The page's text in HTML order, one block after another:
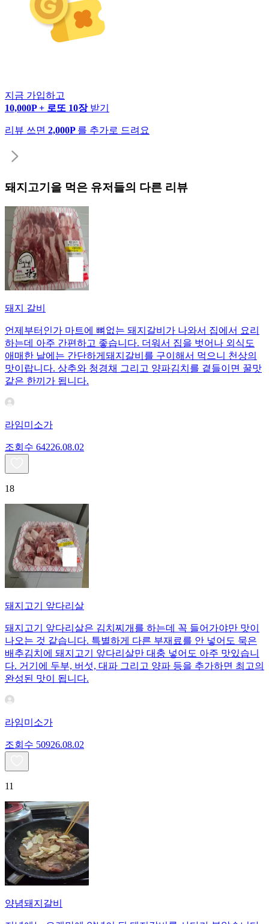
지금 가입하고
10,000P + 로또 10장 받기
리뷰 쓰면 2,000P 를 추가로 드려요
돼지고기 을 먹은 유저들의 다른 리뷰
돼지 갈비
언제부터인가 마트에 뼈없는 돼지갈비가 나와서 집에서 요리
하는데 아주 간편하고 좋습니다. 더워서 집을 벗어나 외식도
애매한 날에는 간단하게돼지갈비를 구이해서 먹으니 천상의
맛이랍니다. 상추와 청경채 그리고 양파김치를 곁들이면 꿀맛
같은 한끼가 됩니다.
라임미소가
조회수 64226.08.02
18
돼지고기 앞다리살
돼지고기 앞다리살은 김치찌개를 하는데 꼭 들어가야만 맛이
나오는 것 같습니다. 특별하게 다른 부재료를 안 넣어도 묵은
배추김치에 돼지고기 앞다리살만 대충 넣어도 아주 맛있습니
다. 거기에 두부, 버섯, 대파 그리고 양파 등을 추가하면 최고의
완성된 맛이 됩니다.
라임미소가
조회수 50926.08.02
11
양념돼지갈비